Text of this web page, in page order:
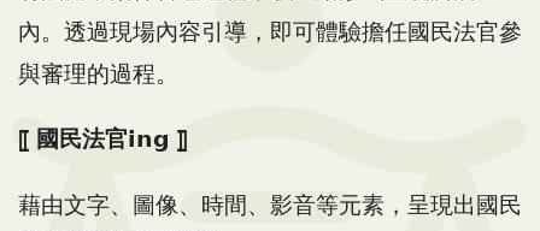
內。透過現場內容引導，即可體驗擔任國民法官參
與審理的過程。​
⟦ 國民法官𝗶𝗻𝗴 ⟧
藉由文字、圖像、時間、影音等元素，呈現出國民